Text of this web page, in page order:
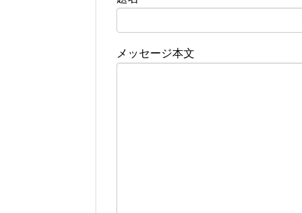
メッセージ本文